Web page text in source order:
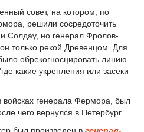
совет, на котором, по
решили сосредоточить
Солдау, но генерал Фролов-
только рекой Древенцом. Для
обрекогносцировать линию
какие укрепления или засеки
войсках генерала Фермора, был
чего вернулся в Петербург.